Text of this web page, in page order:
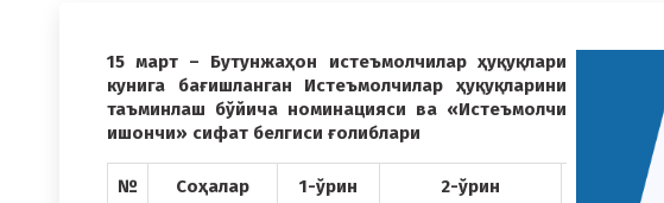
15 март – Бутунжаҳон истеъмолчилар ҳуқуқлари
кунига бағишланган Истеъмолчилар ҳуқуқларини
таъминлаш бўйича номинацияси ва «Истеъмолчи
ишончи» сифат белгиси ғолиблари
№ Соҳалар 1-ўрин 2-ўрин 3-ўрин